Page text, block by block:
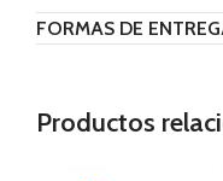
FORMAS DE
Productos